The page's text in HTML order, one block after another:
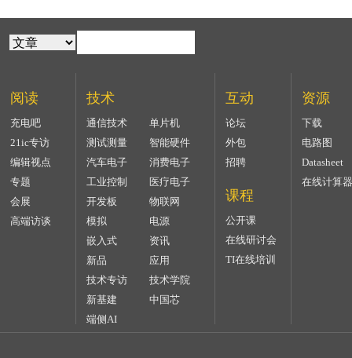
阅读
充电吧
21ic专访
编辑视点
专题
会展
高端访谈
技术
通信技术
单片机
测试测量
智能硬件
汽车电子
消费电子
工业控制
医疗电子
开发板
物联网
模拟
电源
嵌入式
资讯
新品
应用
技术专访
技术学院
新基建
中国芯
端侧AI
互动
论坛
外包
招聘
课程
公开课
在线研讨会
TI在线培训
资源
下载
电路图
Datasheet
在线计算器